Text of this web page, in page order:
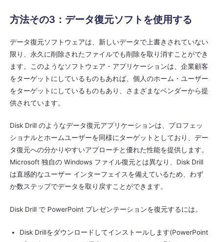
方法その3：データ復元ソフトを使用する
データ復元ソフトウェアは、新しいデータで上書きされていない
限り、永久に削除されたファイルでも削除を取り消すことができ
ます。このようなソフトウェア・アプリケーションは、企業顧客
をターゲットにしているものもあれば、個人のホーム・ユーザー
をターゲットにしているものもあり、さまざまなベンダーから提
供されています。
Disk Drill のようなデータ復元アプリケーションは、プロフェッ
ショナルとホームユーザーを同様にターゲットとしており、デー
タ復元への分かりやすいアプローチと優れた性能を提供します。
Microsoft 独自の Windows ファイル復元とは異なり、Disk Drill
は直感的なユーザー インターフェイスを備えているため、わず
か数ステップでデータを取り戻すことができます。
Disk Drill で PowerPoint プレゼンテーションを復元するには。
Disk Drillをダウンロードしてインストールします(PowerPoint